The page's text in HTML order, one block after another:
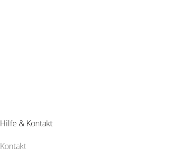
Hilfe & Kontakt
Kontakt